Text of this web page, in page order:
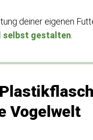
deiner eigenen
selbst gestalten
Vogelwelt